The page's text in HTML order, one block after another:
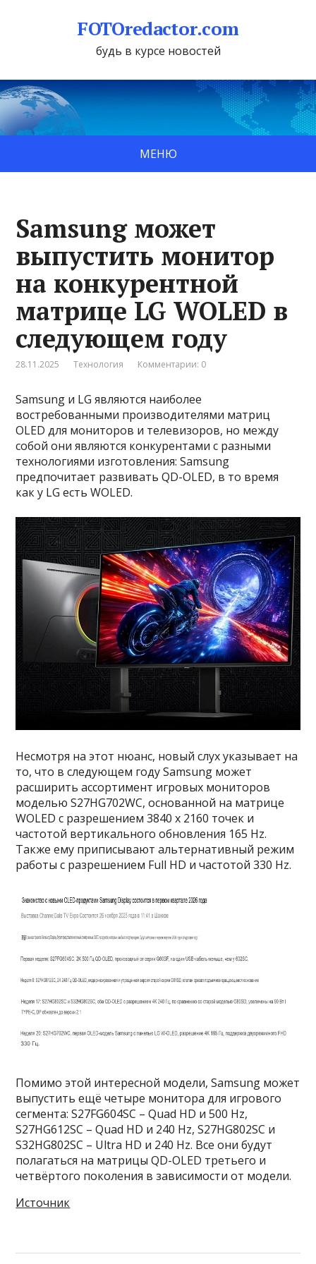
FOTOredactor.com
будь в курсе новостей
МЕНЮ
Samsung может
выпустить монитор
на конкурентной
матрице LG WOLED в
следующем году
28.11.2025 Технология Комментарии: 0
Samsung и LG являются наиболее
востребованными производителями матриц
OLED для мониторов и телевизоров, но между
собой они являются конкурентами с разными
технологиями изготовления: Samsung
предпочитает развивать QD-OLED, в то время
как у LG есть WOLED.
Несмотря на этот нюанс, новый слух указывает на
то, что в следующем году Samsung может
расширить ассортимент игровых мониторов
моделью S27HG702WC, основанной на матрице
WOLED с разрешением 3840 x 2160 точек и
частотой вертикального обновления 165 Hz.
Также ему приписывают альтернативный режим
работы с разрешением Full HD и частотой 330 Hz.
Помимо этой интересной модели, Samsung может
выпустить ещё четыре монитора для игрового
сегмента: S27FG604SC – Quad HD и 500 Hz,
S27HG612SC – Quad HD и 240 Hz, S27HG802SC и
S32HG802SC – Ultra HD и 240 Hz. Все они будут
полагаться на матрицы QD-OLED третьего и
четвёртого поколения в зависимости от модели.
Источник